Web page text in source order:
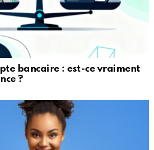
bancaire : est-ce vraiment
?